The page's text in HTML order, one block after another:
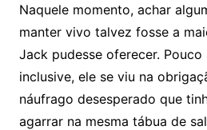
Naquele momento, achar
manter vivo talvez fosse a
Jack pudesse oferecer. Pouco
inclusive, ele se viu na
náufrago desesperado que
agarrar na mesma tábua de